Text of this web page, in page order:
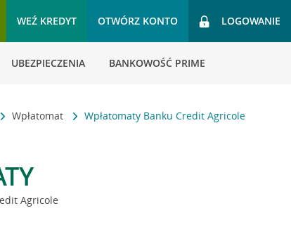
WEŹ KREDYT OTWÓRZ KONTO LOGOWANIE
UBEZPIECZENIA BANKOWOŚĆ PRIME
Wpłatomat Wpłatomaty Banku Credit Agricole
Agricole